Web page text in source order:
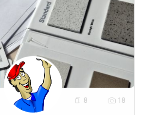
8 18